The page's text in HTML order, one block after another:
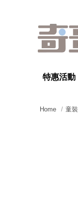
特惠活動
Home 童裝